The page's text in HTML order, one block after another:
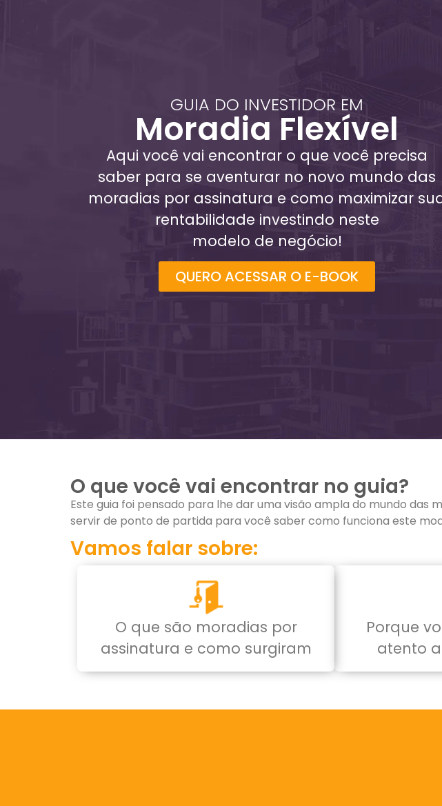
GUIA DO INVESTIDOR EM
Moradia Flexível
Aqui você vai encontrar o que você precisa
saber para se aventurar no novo mundo das
moradias por assinatura e como maximizar
rentabilidade investindo neste
modelo de negócio!
QUERO ACESSAR O E-BOOK
O que você vai encontrar no guia?
Este guia foi pensado para lhe dar uma visão ampla do mundo
servir de ponto de partida para você saber como funciona este
Vamos falar sobre:
O que são moradias por
assinatura e como surgiram
Porque
atento